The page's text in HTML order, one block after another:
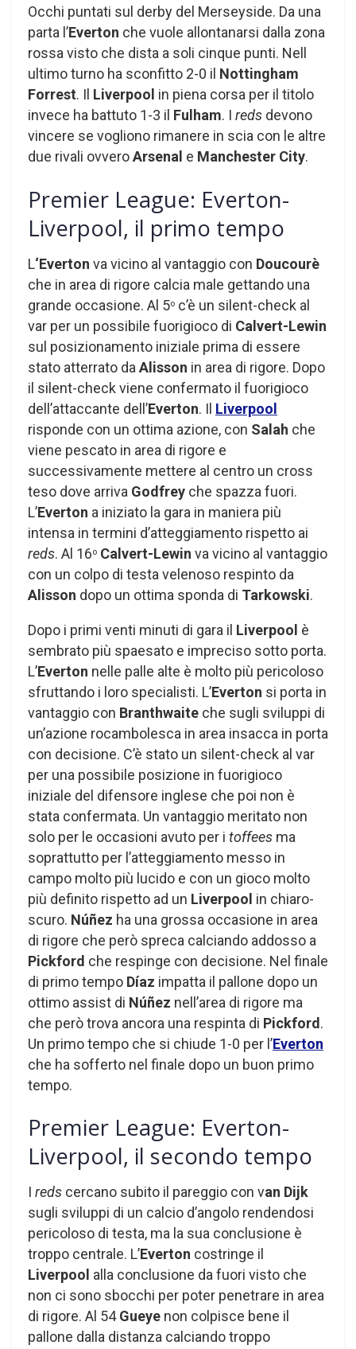
Occhi puntati sul derby del Merseyside. Da una
parta l’Everton che vuole allontanarsi dalla zona
rossa visto che dista a soli cinque punti. Nell
ultimo turno ha sconfitto 2-0 il Nottingham
Forrest. Il Liverpool in piena corsa per il titolo
invece ha battuto 1-3 il Fulham. I reds devono
vincere se vogliono rimanere in scia con le altre
due rivali ovveroArsenal e Manchester City.
Premier League: Everton-
Liverpool, il primo tempo
L‘Everton va vicino al vantaggio con Doucourè
che in area di rigore calcia male gettando una
grande occasione. Al 5o c’è un silent-check al
var per un possibile fuorigioco di Calvert-Lewin
sul posizionamento iniziale prima di essere
stato atterrato da Alisson in area di rigore. Dopo
il silent-check viene confermato il fuorigioco
dell’attaccante dell’Everton. Il Liverpool
risponde con un ottima azione, con Salah che
viene pescato in area di rigore e
successivamente mettere al centro un cross
teso dove arriva Godfrey che spazza fuori.
L’Everton a iniziato la gara in maniera più
intensa in termini d’atteggiamento rispetto ai
reds. Al 16o Calvert-Lewin va vicino al vantaggio
con un colpo di testa velenoso respinto da
Alisson dopo un ottima sponda di Tarkowski.
Dopo i primi venti minuti di gara il Liverpool è
sembrato più spaesato e impreciso sotto porta.
L’Everton nelle palle alte è molto più pericoloso
sfruttando i loro specialisti. L’Everton si porta in
vantaggio con Branthwaite che sugli sviluppi di
un’azione rocambolesca in area insacca in porta
con decisione. C’è stato un silent-check al var
per una possibile posizione in fuorigioco
iniziale del difensore inglese che poi non è
stata confermata. Un vantaggio meritato non
solo per le occasioni avuto per i toffees ma
soprattutto per l’atteggiamento messo in
campo molto più lucido e con un gioco molto
più definito rispetto ad un Liverpool in chiaro-
scuro. Núñez ha una grossa occasione in area
di rigore che però spreca calciando addosso a
Pickford che respinge con decisione. Nel finale
di primo tempo Díaz impatta il pallone dopo un
ottimo assist di Núñez nell’area di rigore ma
che però trova ancora una respinta di Pickford.
Un primo tempo che si chiude 1-0 per l’Everton
che ha sofferto nel finale dopo un buon primo
tempo.
Premier League: Everton-
Liverpool, il secondo tempo
I reds cercano subito il pareggio con van Dijk
sugli sviluppi di un calcio d’angolo rendendosi
pericoloso di testa, ma la sua conclusione è
troppo centrale. L’Everton costringe il
Liverpool alla conclusione da fuori visto che
non ci sono sbocchi per poter penetrare in area
di rigore. Al 54Gueye non colpisce bene il
pallone dalla distanza calciando troppo